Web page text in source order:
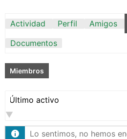
Actividad Perfil Amigos
Documentos
Miembros
Ordenar
por:
Lo sentimos, no hemos